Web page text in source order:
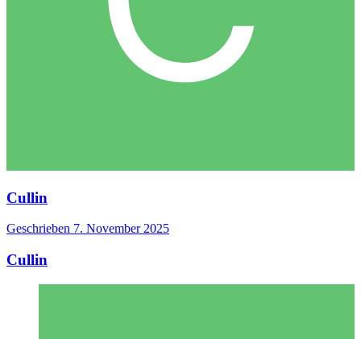
Cullin
Geschrieben 7. November 2025
Cullin